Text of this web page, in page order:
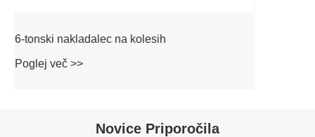
3-tonski nakladalec na kolesih
Poglej več >>
Novice Priporočila